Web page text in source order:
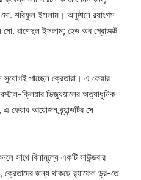
মো. শরিফুল ইসলাম। অনুষ্ঠানে র‌্যাংগস
মো. রাশেদুল ইসলাম; হেড অব প্রোডাক্ট
সুযোগই পাচ্ছেন ক্রেতারা। এ ফেয়ার
ক্লিয়ার ভিজ্যুয়ালের অত্যাধুনিক
ফেয়ার আয়োজন ব্র্যান্ডটির সে
সাথে বিনামূল্যে একটি সাউন্ডবার
ক্রেতাদের জন্য থাকছে র‍্যাফেল ড্র-তে